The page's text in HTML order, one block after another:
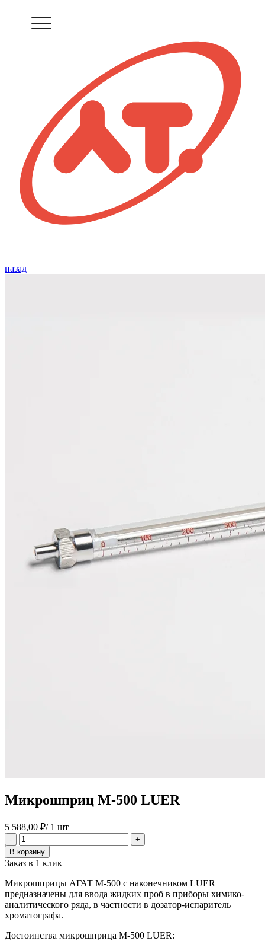
назад
Микрошприц М-500 LUER
5 588,00 ₽/ 1 шт
-
Количество
товара
Микрошприц
М-500
LUER
+
В корзину
Заказ в 1 клик
Микрошприцы АГАТ М-500 с наконечником LUER
предназначены для ввода жидких проб в приборы химико-
аналитического ряда, в частности в дозатор-испаритель
хроматографа.
Достоинства микрошприца М-500 LUER: